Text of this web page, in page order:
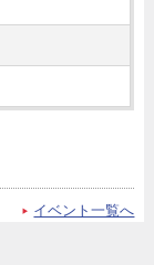
イベント一覧へ